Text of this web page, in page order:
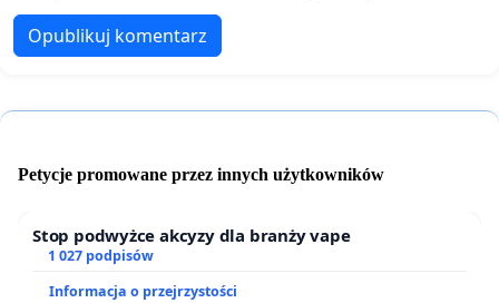
Opublikuj komentarz
Petycje promowane przez innych użytkowników
Stop podwyżce akcyzy dla branży vape
1 027 podpisów
Informacja o przejrzystości